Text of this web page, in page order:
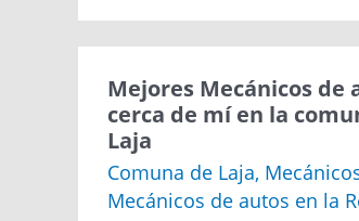
Mejores Mecánicos de
cerca de mí en la
Laja
Comuna de Laja,
Mecánicos de autos en la
Mejores
Mecánicos
de
autos
cerca
de
mí